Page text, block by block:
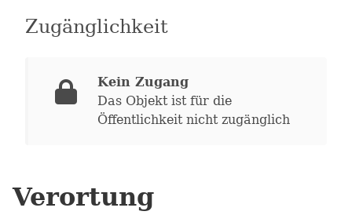
Zugänglichkeit
Kein Zugang
Das Objekt ist für die
Öffentlichkeit nicht zugänglich
Verortung